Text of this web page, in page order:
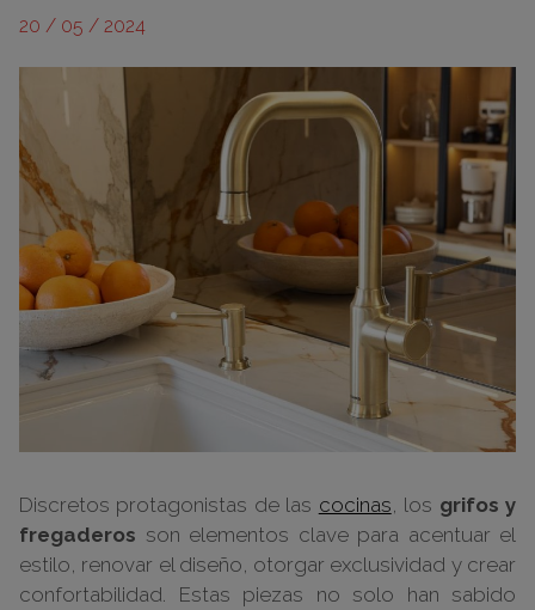
20 / 05 / 2024
Discretos protagonistas de las cocinas , los grifos y
fregaderos son elementos clave para acentuar el
estilo, renovar el diseño, otorgar exclusividad y crear
confortabilidad. Estas piezas no solo han sabido